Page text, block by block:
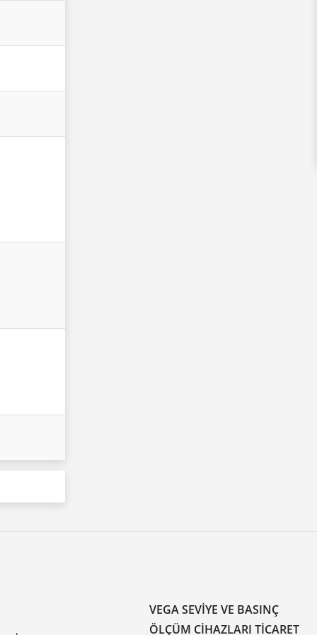
VEGA SEVIYE VE BASINÇ
ÖLÇÜM CIHAZLARI TICARET